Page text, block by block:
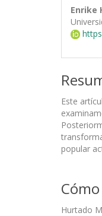
Enrike
Este
popular
Hurtado